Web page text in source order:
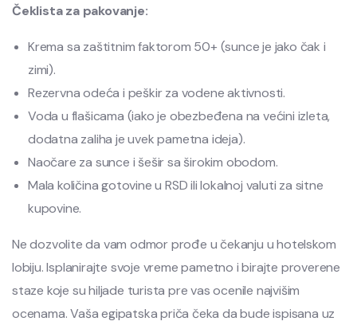
Čeklista za pakovanje:
Krema sa zaštitnim faktorom 50+ (sunce je jako čak i
zimi).
Rezervna odeća i peškir za vodene aktivnosti.
Voda u flašicama (iako je obezbeđena na većini izleta,
dodatna zaliha je uvek pametna ideja).
Naočare za sunce i šešir sa širokim obodom.
Mala količina gotovine u RSD ili lokalnoj valuti za sitne
kupovine.
Ne dozvolite da vam odmor prođe u čekanju u hotelskom
lobiju. Isplanirajte svoje vreme pametno i birajte proverene
staze koje su hiljade turista pre vas ocenile najvišim
ocenama. Vaša egipatska priča čeka da bude ispisana uz